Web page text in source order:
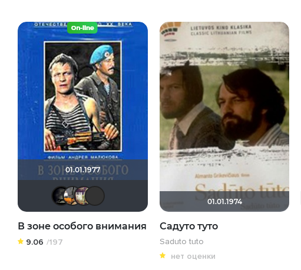
01.01.1977
Linda Esvika
Rusobit
Sergey_Z
В зоне особого внимания
9.06 /197
01.01.1974
Садуто туто
Saduto tuto
нет оценки